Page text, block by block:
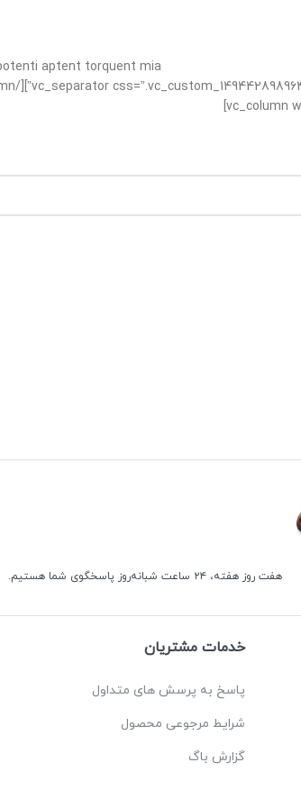
aptent torquent mia.
هفت روز هفته، ۲۴ ساعت شبانه‌روز پاسخگوی شما هستیم.
خدمات مشتریان
پاسخ به پرسش های متداول
شرایط مرجوعی محصول
گزارش باگ